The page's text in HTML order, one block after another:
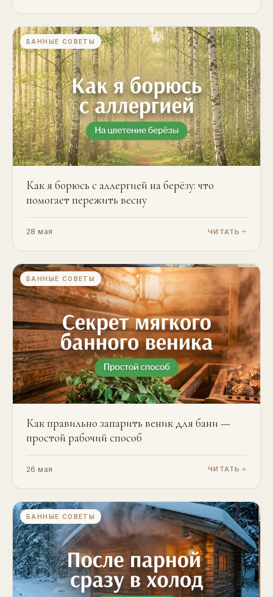
БАННЫЕ СОВЕТЫ
Как я борюсь с аллергией на берёзу: что
помогает пережить весну
28 мая ЧИТАТЬ
БАННЫЕ СОВЕТЫ
Как правильно запарить веник для бани —
простой рабочий способ
26 мая ЧИТАТЬ
БАННЫЕ СОВЕТЫ